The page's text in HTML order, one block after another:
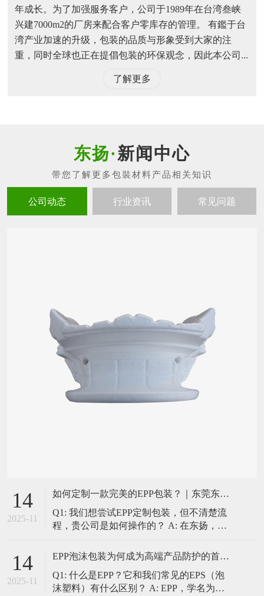
年成长。为了加强服务客户，公司于1989年在台湾叁峡
兴建7000m2的厂房来配合客户零库存的管理。 有鑑于台
湾产业加速的升级，包装的品质与形象受到大家的注
重，同时全球也正在提倡包装的环保观念，因此本公司...
了解更多
新闻中心
公司动态 行业资讯 常见问题
14
2025-11
如何定制一款完美的EPP包装？｜东莞东扬一站式服务流程揭秘
Q1: 我们想尝试EPP定制包装，但不清楚流
程，贵公司是如何操作的？ A: 在东扬，我
环节都专业、高效、透明。我们的标准定
这是第一步，也是最重要的一步。我们的
工程师团队会与您深入沟通，了解您的产
14
2025-11
EPP泡沫包装为何成为高端产品防护的首选？｜东莞东扬专业解读
Q1: 什么是EPP？它和我们常见的EPS（泡
沫塑料）有什么区别？ A: EPP，学名为发